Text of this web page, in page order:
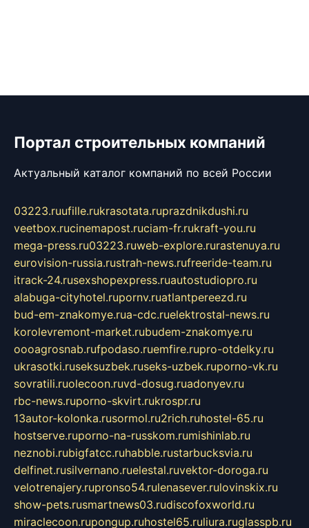
Портал строительных компаний
Актуальный каталог компаний по всей России
03223.ruufille.rukrasotata.ruprazdnikdushi.ru
veetbox.rucinemapost.ruciam-fr.rukraft-you.ru
mega-press.ru03223.ruweb-explore.rurastenuya.ru
eurovision-russia.rustrah-news.rufreeride-team.ru
itrack-24.rusexshopexpress.ruautostudiopro.ru
alabuga-cityhotel.rupornv.ruatlantpereezd.ru
bud-em-znakomye.rua-cdc.ruelektrostal-news.ru
korolevremont-market.rubudem-znakomye.ru
oooagrosnab.rufpodaso.ruemfire.rupro-otdelky.ru
ukrasotki.ruseksuzbek.ruseks-uzbek.ruporno-vk.ru
sovratili.ruolecoon.ruvd-dosug.ruadonyev.ru
rbc-news.ruporno-skvirt.rukrospr.ru
13autor-kolonka.rusormol.ru2rich.ruhostel-65.ru
hostserve.ruporno-na-russkom.rumishinlab.ru
neznobi.rubigfatcc.ruhabble.rustarbucksvia.ru
delfinet.rusilvernano.ruelestal.ruvektor-doroga.ru
velotrenajery.rupronso54.rulenasever.rulovinskix.ru
show-pets.rusmartnews03.rudiscofoxworld.ru
miraclecoon.rupongup.ruhostel65.ruliura.ruglasspb.ru